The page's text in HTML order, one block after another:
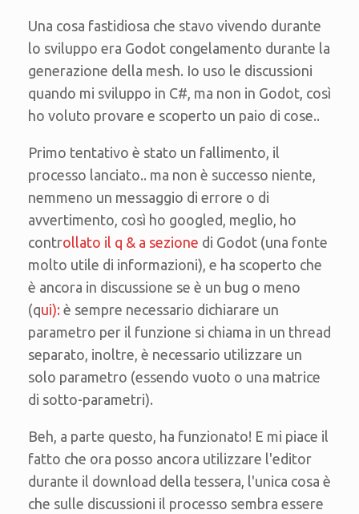
Una cosa fastidiosa che stavo vivendo durante
lo sviluppo era Godot congelamento durante la
generazione della mesh. Io uso le discussioni
quando mi sviluppo in C#, ma non in Godot, così
ho voluto provare e scoperto un paio di cose..
Primo tentativo è stato un fallimento, il
processo lanciato.. ma non è successo niente,
nemmeno un messaggio di errore o di
avvertimento, così ho googled, meglio, ho
controllato il q & a sezione di Godot (una fonte
molto utile di informazioni), e ha scoperto che
è ancora in discussione se è un bug o meno
(qui): è sempre necessario dichiarare un
parametro per il funzione si chiama in un thread
separato, inoltre, è necessario utilizzare un
solo parametro (essendo vuoto o una matrice
di sotto-parametri).
Beh, a parte questo, ha funzionato! E mi piace il
fatto che ora posso ancora utilizzare l'editor
durante il download della tessera, l'unica cosa è
che sulle discussioni il processo sembra essere